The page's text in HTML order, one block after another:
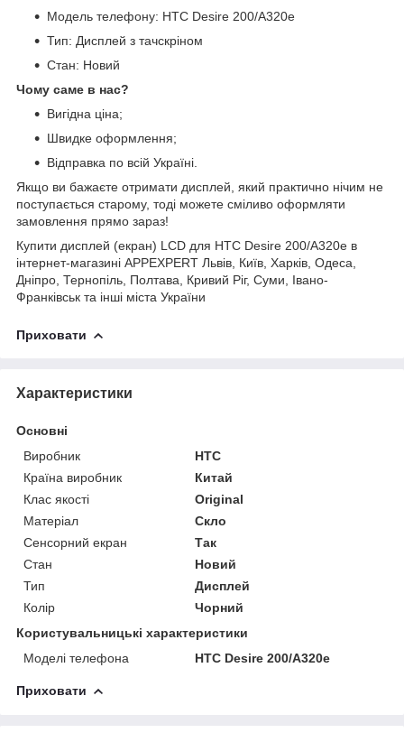
Модель телефону: HTC Desire 200/A320e
Тип: Дисплей з тачскріном
Стан: Новий
Чому саме в нас?
Вигідна ціна;
Швидке оформлення;
Відправка по всій Україні.
Якщо ви бажаєте отримати дисплей, який практично нічим не
поступається старому, тоді можете сміливо оформляти
замовлення прямо зараз!
Купити дисплей (екран) LCD для HTC Desire 200/A320e в
інтернет-магазині APPEXPERT Львів, Київ, Харків, Одеса,
Дніпро, Тернопіль, Полтава, Кривий Ріг, Суми, Івано-
Франківськ та інші міста України
Приховати
Характеристики
Основні
Виробник
HTC
Країна виробник
Китай
Клас якості
Original
Матеріал
Скло
Сенсорний екран
Так
Стан
Новий
Тип
Дисплей
Колір
Чорний
Користувальницькі характеристики
Моделі телефона
HTC Desire 200/A320e
Приховати